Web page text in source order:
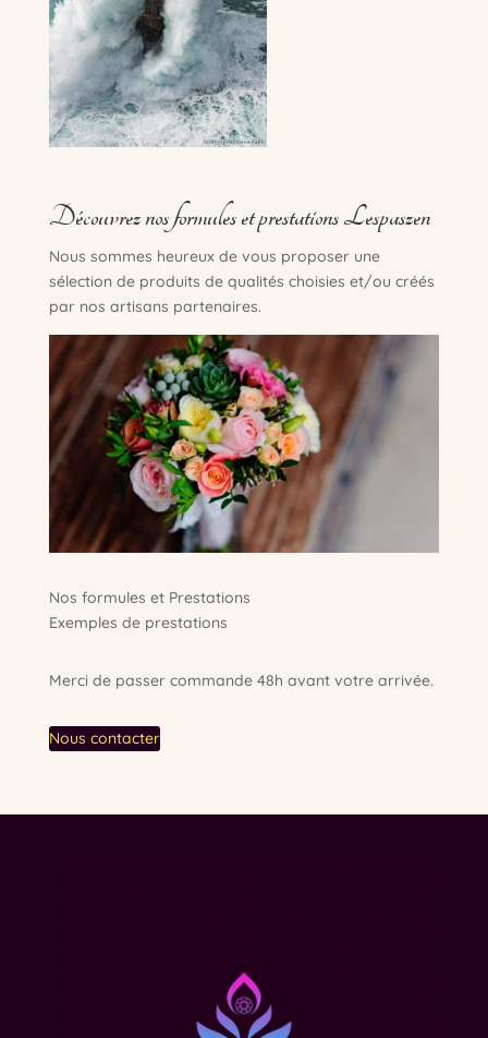
Découvrez nos formules et prestations Lespaszen
Nous sommes heureux de vous proposer une
sélection de produits de qualités choisies et/ou créés
par nos artisans partenaires.
Nos formules et Prestations
Exemples de prestations
Merci de passer commande 48h avant votre arrivée.
Nous contacter